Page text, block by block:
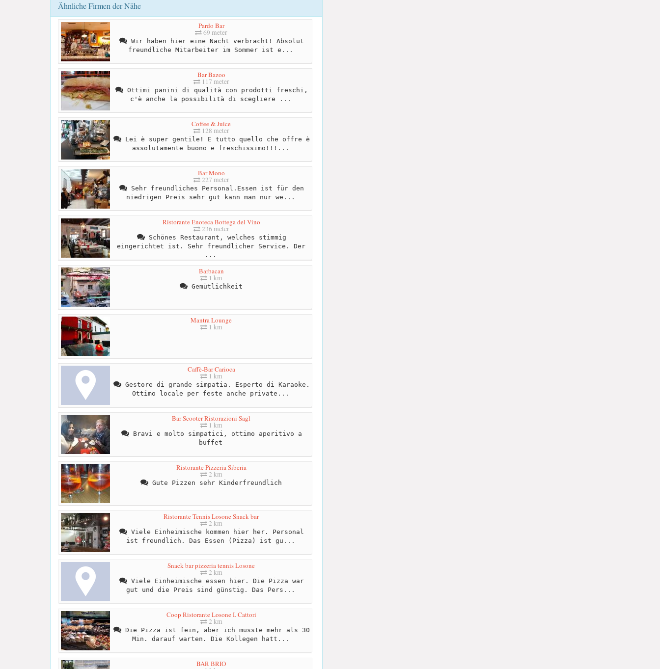
Ähnliche Firmen der Nähe
Pardo Bar
69 meter
Wir haben hier eine Nacht verbracht! Absolut
freundliche Mitarbeiter im Sommer ist e...
Bar Bazoo
117 meter
Ottimi panini di qualità con prodotti freschi,
c'è anche la possibilità di scegliere ...
Coffee & Juice
128 meter
Lei è super gentile! E tutto quello che offre è
assolutamente buono e freschissimo!!!...
Bar Mono
227 meter
Sehr freundliches Personal.Essen ist für den
niedrigen Preis sehr gut kann man nur we...
Ristorante Enoteca Bottega del Vino
236 meter
Schönes Restaurant, welches stimmig
eingerichtet ist. Sehr freundlicher Service. Der
...
Barbacan
1 km
Gemütlichkeit
Mantra Lounge
1 km
Caffè-Bar Carioca
1 km
Gestore di grande simpatia. Esperto di Karaoke.
Ottimo locale per feste anche private...
Bar Scooter Ristorazioni Sagl
1 km
Bravi e molto simpatici, ottimo aperitivo a
buffet
Ristorante Pizzeria Siberia
2 km
Gute Pizzen sehr Kinderfreundlich
Ristorante Tennis Losone Snack bar
2 km
Viele Einheimische kommen hier her. Personal
ist freundlich. Das Essen (Pizza) ist gu...
Snack bar pizzeria tennis Losone
2 km
Viele Einheimische essen hier. Die Pizza war
gut und die Preis sind günstig. Das Pers...
Coop Ristorante Losone I. Cattori
2 km
Die Pizza ist fein, aber ich musste mehr als 30
Min. darauf warten. Die Kollegen hatt...
BAR BRIO